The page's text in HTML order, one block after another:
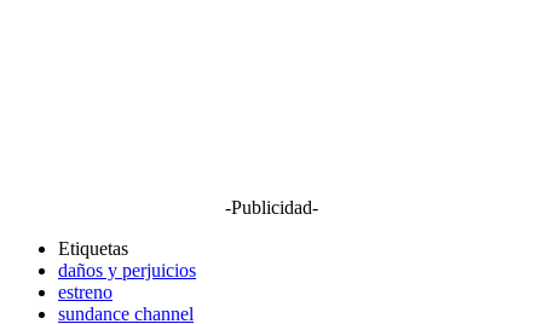
-Publicidad-
Etiquetas
daños y perjuicios
estreno
sundance channel